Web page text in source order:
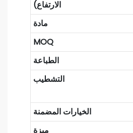
الارتفاع)
مادة
MOQ
الطباعة
التشطيب
الخيارات المضمنة
ميزة